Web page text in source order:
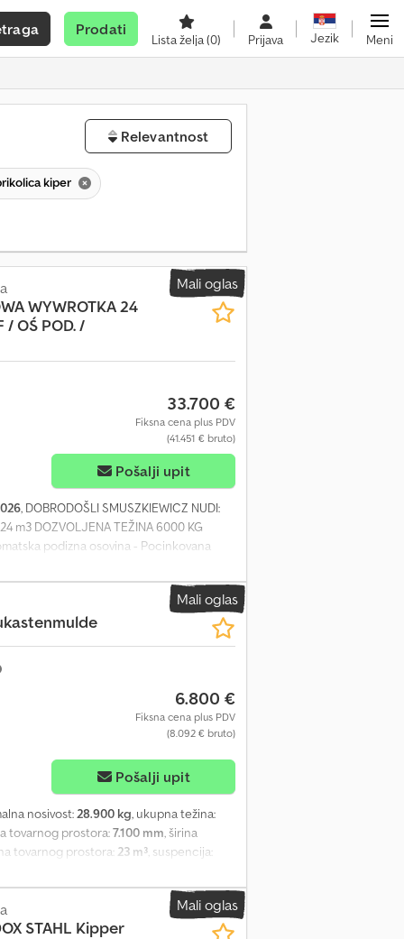
Prodati
Lista želja(0) Prijava Jezik Meni
Relevantnost
kiper
Mali oglas
WYWROTKA 24
/ OŚ POD. /
33.700 €
Fiksna cena plus PDV
(41.451 € bruto)
Pošalji upit
, DOBRODOŠLI SMUSZKIEWICZ NUDI:
m3 DOZVOLJENA TEŽINA 6000 KG
podizna osovina - Pocinkovana
- SAF INTRADISC osovine sa velikim
sklopivi branik - LED
017 300 (govori engleski, poljski) FABIO
ruski, engleski, poljski, jermenski,
(govori engleski, poljski) HANIA +48 883
novim klijentima u
+48 691 350 350
SMUSZKIEWICZ 62-200 Gniezno, ul.
Mali oglas
6.800 €
Fiksna cena plus PDV
(8.092 € bruto)
Pošalji upit
nosivost:28.900 kg, ukupna težina:
tovarnog prostora:7.100 mm, širina
tovarnog prostora: 23 m³, suspencija:
Preklopiva bočna zaštita od podletanja
Mali oglas
STAHL Kipper